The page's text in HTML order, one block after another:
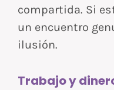
compartida. Si
un encuentro
ilusión.
Trabajo y